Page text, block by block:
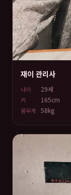
재이 관리사
나이 29세
키 165cm
몸무게 58kg